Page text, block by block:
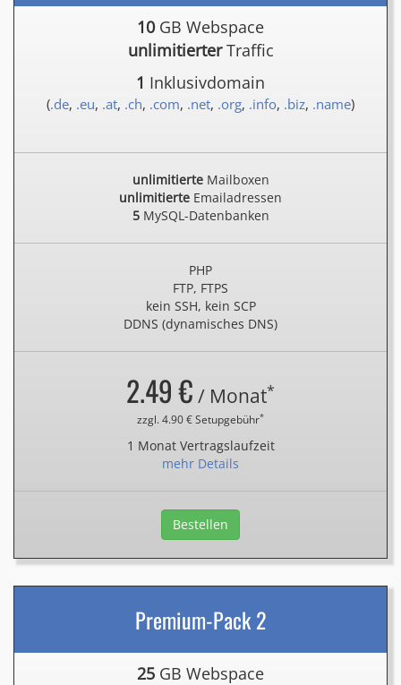
10 GB Webspace
unlimitierterTraffic
1 Inklusivdomain
(.de, .eu, .at, .ch, .com, .net, .org, .info, .biz, .name)
unlimitierteMailboxen
unlimitierte Emailadressen
5MySQL-Datenbanken
PHP
FTP, FTPS
kein SSH, kein SCP
DDNS (dynamisches DNS)
2.49 € / Monat*
zzgl. 4.90 € Setupgebühr*
1 Monat Vertragslaufzeit
mehr Details
Bestellen
Premium-Pack 2
25 GB Webspace